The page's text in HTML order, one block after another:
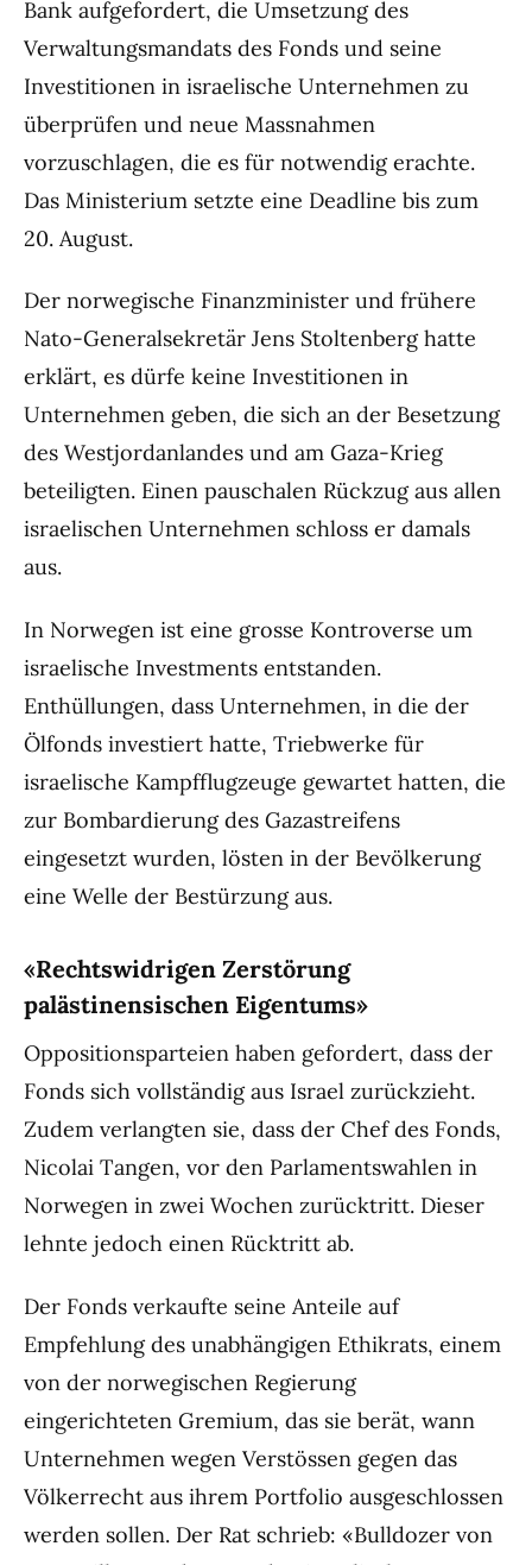
Bank aufgefordert, die Umsetzung des
Verwaltungsmandats des Fonds und seine
Investitionen in israelische Unternehmen zu
überprüfen und neue Massnahmen
vorzuschlagen, die es für notwendig erachte.
Das Ministerium setzte eine Deadline bis zum
20. August.
Der norwegische Finanzminister und frühere
Nato-Generalsekretär Jens Stoltenberg hatte
erklärt, es dürfe keine Investitionen in
Unternehmen geben, die sich an der Besetzung
des Westjordanlandes und am Gaza-Krieg
beteiligten. Einen pauschalen Rückzug aus allen
israelischen Unternehmen schloss er damals
aus.
In Norwegen ist eine grosse Kontroverse um
israelische Investments entstanden.
Enthüllungen, dass Unternehmen, in die der
Ölfonds investiert hatte, Triebwerke für
israelische Kampfflugzeuge gewartet hatten, die
zur Bombardierung des Gazastreifens
eingesetzt wurden, lösten in der Bevölkerung
eine Welle der Bestürzung aus.
«Rechtswidrigen Zerstörung
palästinensischen Eigentums»
Oppositionsparteien haben gefordert, dass der
Fonds sich vollständig aus Israel zurückzieht.
Zudem verlangten sie, dass der Chef des Fonds,
Nicolai Tangen, vor den Parlamentswahlen in
Norwegen in zwei Wochen zurücktritt. Dieser
lehnte jedoch einen Rücktritt ab.
Der Fonds verkaufte seine Anteile auf
Empfehlung des unabhängigen Ethikrats, einem
von der norwegischen Regierung
eingerichteten Gremium, das sie berät, wann
Unternehmen wegen Verstössen gegen das
Völkerrecht aus ihrem Portfolio ausgeschlossen
werden sollen. Der Rat schrieb: «Bulldozer von